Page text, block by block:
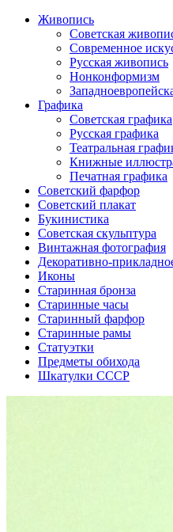
Живопись
Советская
Современное
Русская живопись
Нонконформизм
Графика
Советская графика
Русская графика
Театральная
Книжные
Печатная графика
Советский фарфор
Советский плакат
Букинистика
Советская скульптура
Винтажная фотография
Декоративно-
Иконы
Старинная бронза
Старинные часы
Старинный фарфор
Старинные рамы
Статуэтки
Предметы обихода
Шкатулки СССР